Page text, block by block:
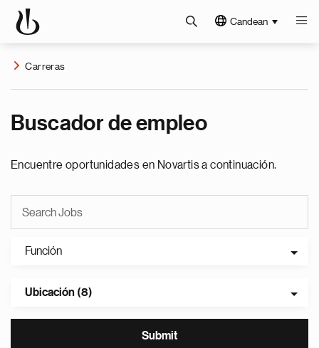
Candean
Carreras
Buscador de empleo
Encuentre oportunidades en Novartis a continuación.
Función
Ubicación (8)